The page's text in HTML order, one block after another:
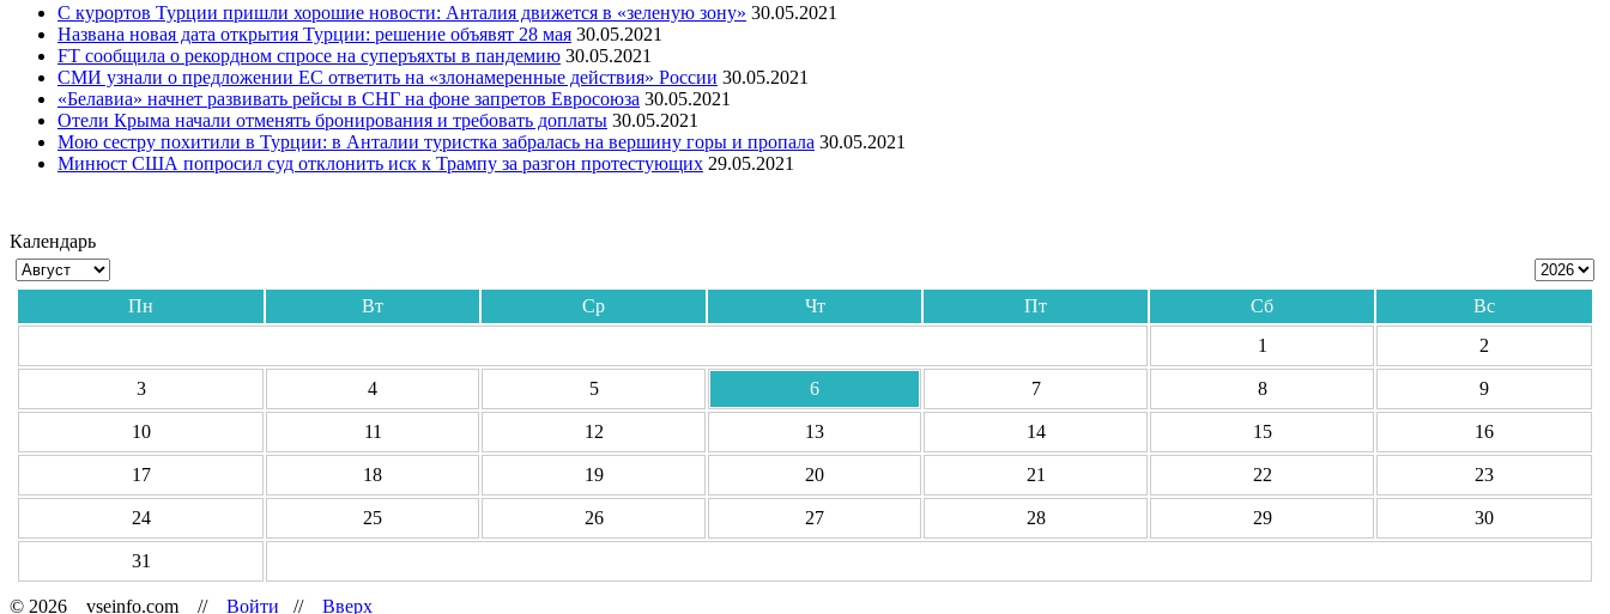
С курортов Турции пришли хорошие новости: Анталия движется в «зеленую зону» 30.05.2021
Названа новая дата открытия Турции: решение объявят 28 мая 30.05.2021
FT сообщила о рекордном спросе на суперъяхты в пандемию 30.05.2021
СМИ узнали о предложении ЕС ответить на «злонамеренные действия» России 30.05.2021
«Белавиа» начнет развивать рейсы в СНГ на фоне запретов Евросоюза 30.05.2021
Отели Крыма начали отменять бронирования и требовать доплаты 30.05.2021
Мою сестру похитили в Турции: в Анталии туристка забралась на вершину горы и пропала 30.05.2021
Минюст США попросил суд отклонить иск к Трампу за разгон протестующих 29.05.2021
Календарь
Пн Вт Ср Чт Пт Сб
Вс
1
2
3 4 5 6 7 8 9
10 11 12 13 14 15 16
17 18 19 20 21 22 23
24 25 26 27 28 29 30
31
© 2026 vseinfo.com // Войти // Вверх